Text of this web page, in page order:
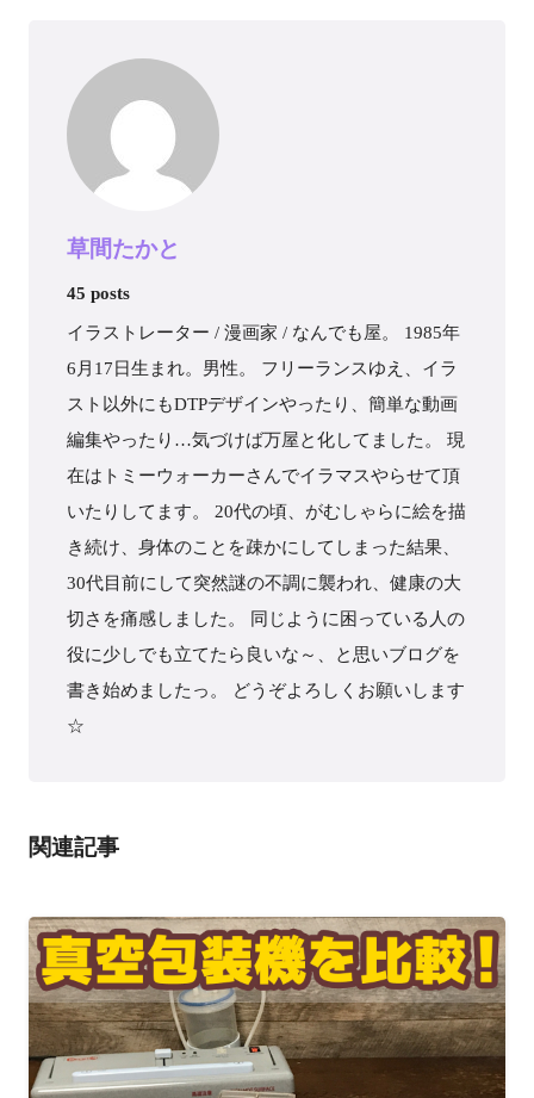
草間たかと
45 posts
イラストレーター / 漫画家 / なんでも屋。 1985年
6月17日生まれ。男性。 フリーランスゆえ、イラ
スト以外にもDTPデザインやったり、簡単な動画
編集やったり…気づけば万屋と化してました。 現
在はトミーウォーカーさんでイラマスやらせて頂
いたりしてます。 20代の頃、がむしゃらに絵を描
き続け、身体のことを疎かにしてしまった結果、
30代目前にして突然謎の不調に襲われ、健康の大
切さを痛感しました。 同じように困っている人の
役に少しでも立てたら良いな～、と思いブログを
書き始めましたっ。 どうぞよろしくお願いします
☆
関連記事